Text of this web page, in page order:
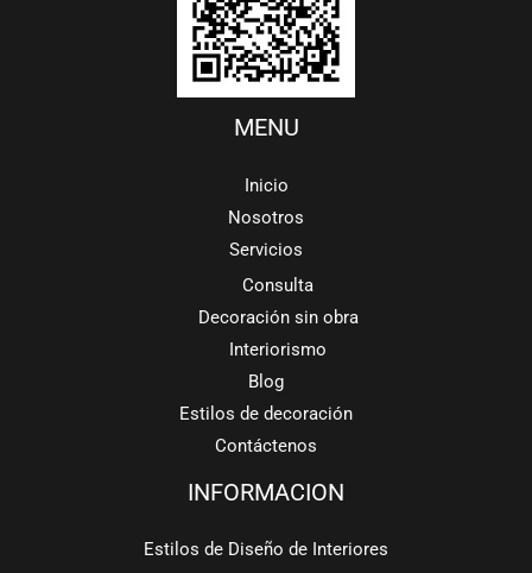
MENU
Inicio
Nosotros
Servicios
Consulta
Decoración sin obra
Interiorismo
Blog
Estilos de decoración
Contáctenos
INFORMACION
Estilos de Diseño de Interiores